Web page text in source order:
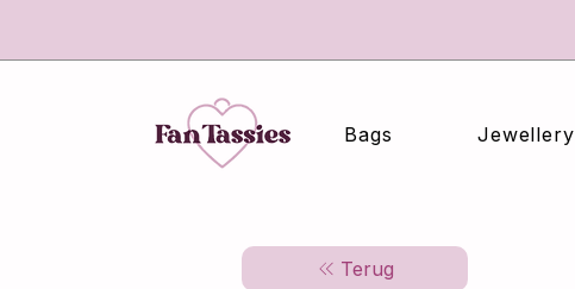
Bags Jewellery
Terug